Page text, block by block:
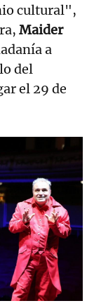
cultural",
Maider
a
del
el 29 de